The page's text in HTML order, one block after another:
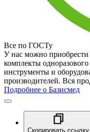
Все по ГОСТу
У нас можно приобрести
комплекты
инструменты и
производителей. Вся
Подробнее о Базисмед
Скопировать ссылку